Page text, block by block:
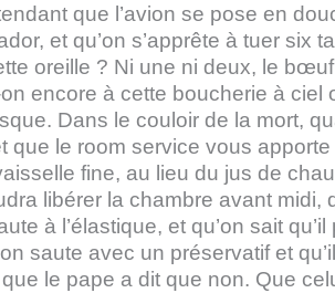
que l’avion se pose en
et qu’on s’apprête à tuer six
oreille ? Ni une ni deux, le
encore à cette boucherie à
Dans le couloir de la mort,
que le room service vous
fine, au lieu du jus de
libérer la chambre avant midi,
à l’élastique, et qu’on sait
saute avec un préservatif et
le pape a dit que non. Que